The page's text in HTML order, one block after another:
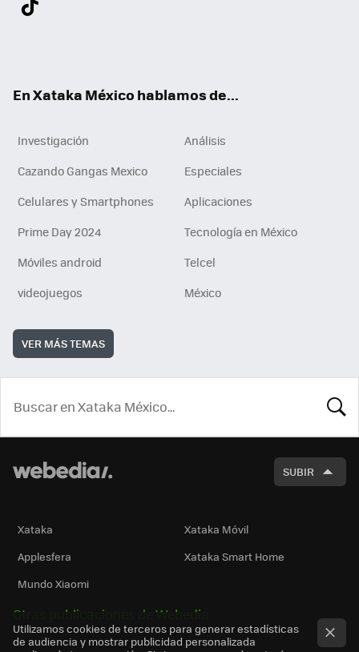
En Xataka México hablamos de...
Investigación
Análisis
Cazando Gangas Mexico
Especiales
Celulares y Smartphones
Aplicaciones
Prime Day 2024
Tecnología en México
Móviles android
Telcel
videojuegos
México
VER MÁS TEMAS
SUBIR
Xataka
Xataka Móvil
Applesfera
Xataka Smart Home
Mundo Xiaomi
Otras publicaciones de Webedia
Utilizamos cookies de terceros para generar estadísticas
de audiencia y mostrar publicidad personalizada